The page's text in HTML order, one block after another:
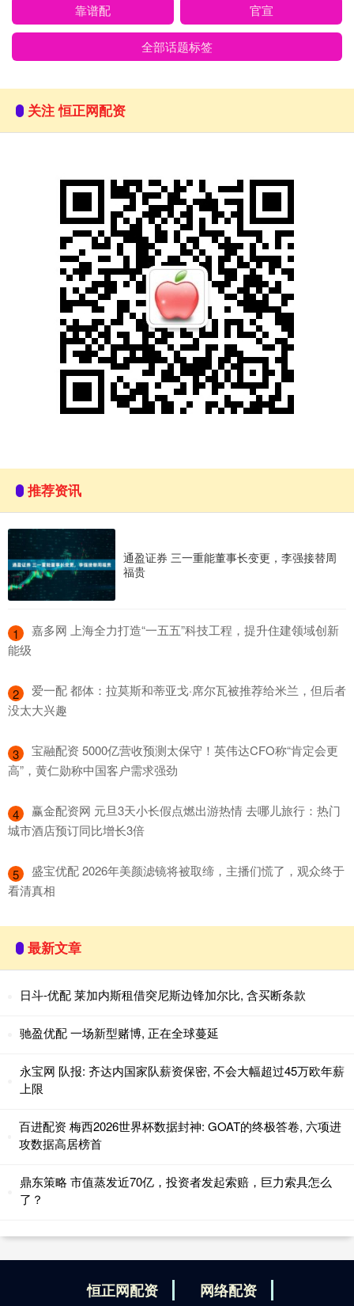
靠谱配 官宣
全部话题标签
关注 恒正网配资
推荐资讯
通盈证券 三一重能董事长变更，李强接替周
福贵
1
​嘉多网 上海全力打造“一五五”科技工程，提升住建领域创新
能级
2
​爱一配 都体：拉莫斯和蒂亚戈·席尔瓦被推荐给米兰，但后者
没太大兴趣
3
​宝融配资 5000亿营收预测太保守！英伟达CFO称“肯定会更
高”，黄仁勋称中国客户需求强劲
4
​赢金配资网 元旦3天小长假点燃出游热情 去哪儿旅行：热门
城市酒店预订同比增长3倍
5
​盛宝优配 2026年美颜滤镜将被取缔，主播们慌了，观众终于
看清真相
最新文章
日斗-优配 莱加内斯租借突尼斯边锋加尔比, 含买断条款
驰盈优配 一场新型赌博, 正在全球蔓延
永宝网 队报: 齐达内国家队薪资保密, 不会大幅超过45万欧年薪
上限
百进配资 梅西2026世界杯数据封神: GOAT的终极答卷, 六项进
攻数据高居榜首
鼎东策略 市值蒸发近70亿，投资者发起索赔，巨力索具怎么
了？
恒正网配资 网络配资